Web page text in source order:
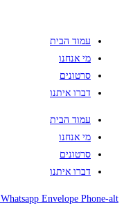
עמוד הבית
מי אנחנו
סרטונים
דברו איתנו
עמוד הבית
מי אנחנו
סרטונים
דברו איתנו
Whatsapp Envelope Phone-alt